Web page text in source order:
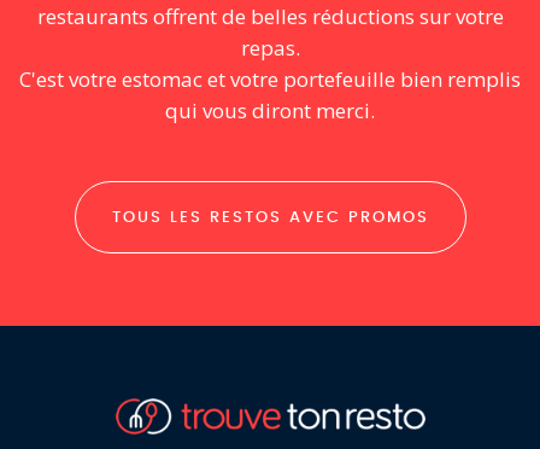
restaurants offrent de belles réductions sur votre
repas.
C'est votre estomac et votre portefeuille bien remplis
qui vous diront merci.
TOUS LES RESTOS AVEC PROMOS